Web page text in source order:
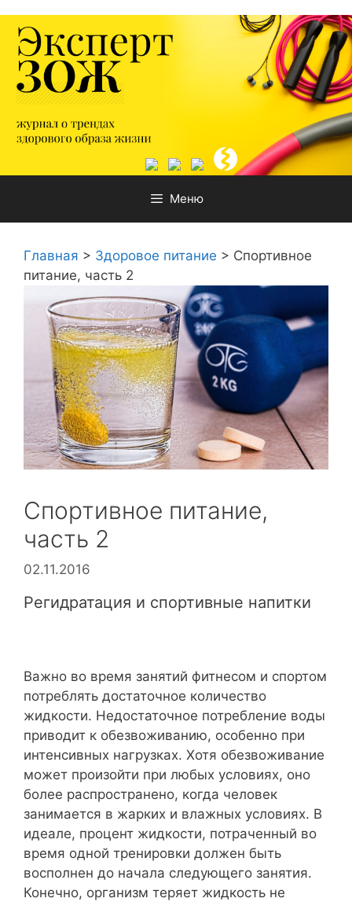
содержимому
Меню
Главная > Здоровое питание > Спортивное
питание, часть 2
Спортивное питание,
часть 2
02.11.2016
Регидратация и спортивные напитки
Важно во время занятий фитнесом и спортом
потреблять достаточное количество
жидкости. Недостаточное потребление воды
приводит к обезвоживанию, особенно при
интенсивных нагрузках. Хотя обезвоживание
может произойти при любых условиях, оно
более распространено, когда человек
занимается в жарких и влажных условиях. В
идеале, процент жидкости, потраченный во
время одной тренировки должен быть
восполнен до начала следующего занятия.
Конечно, организм теряет жидкость не